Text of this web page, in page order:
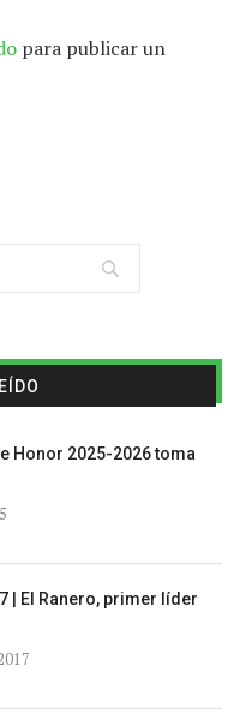
para publicar un
Honor 2025-2026 toma
| El Ranero, primer líder